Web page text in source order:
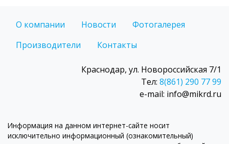
О компании Новости
Фотогалерея
Производители
Контакты
Краснодар, ул. Новороссийская 7/1
Тел: 8(861) 290 77 99
e-mail: info@mikrd.ru
Информация на данном интернет-сайте носит
исключительно информационный (ознакомительный)